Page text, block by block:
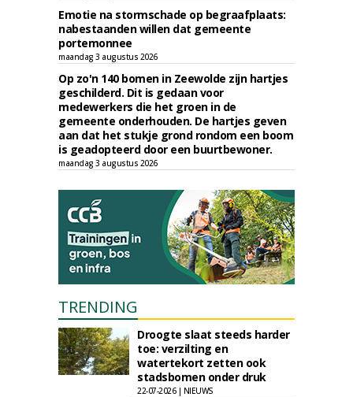
Emotie na stormschade op begraafplaats:
nabestaanden willen dat gemeente
portemonnee
maandag 3 augustus 2026
Op zo'n 140 bomen in Zeewolde zijn hartjes
geschilderd. Dit is gedaan voor
medewerkers die het groen in de
gemeente onderhouden. De hartjes geven
aan dat het stukje grond rondom een boom
is geadopteerd door een buurtbewoner.
maandag 3 augustus 2026
TRENDING
Droogte slaat steeds harder
toe: verzilting en
watertekort zetten ook
stadsbomen onder druk
22-07-2026 | NIEUWS